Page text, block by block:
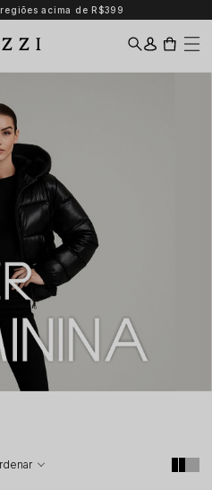
acima de R$399
Puffer